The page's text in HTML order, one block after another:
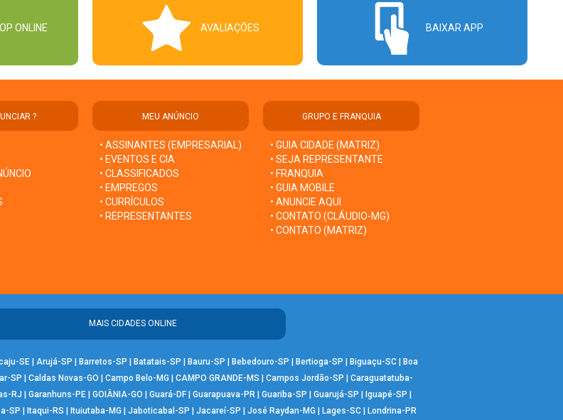
ONLINE AVALIAÇÕES BAIXAR APP
? MEU ANÚNCIO
• ASSINANTES (EMPRESARIAL)
• EVENTOS E CIA
• CLASSIFICADOS
• EMPREGOS
• CURRÍCULOS
• REPRESENTANTES
GRUPO E FRANQUIA
• GUIA CIDADE (MATRIZ)
• SEJA REPRESENTANTE
• FRANQUIA
• GUIA MOBILE
• ANUNCIE AQUI
• CONTATO (CLÁUDIO-MG)
• CONTATO (MATRIZ)
MAIS CIDADES ONLINE
SE| Arujá-SP | Barretos-SP | Batatais-SP | Bauru-SP | Bebedouro-SP | Bertioga-SP | Biguaçu-SC| Boa
SP | Caldas Novas-GO | Campo Belo-MG | CAMPO GRANDE-MS | Campos Jordão-SP | Caraguatatuba-
RJ | Garanhuns-PE | GOIÂNIA-GO | Guará-DF | Guarapuava-PR | Guariba-SP | Guarujá-SP | Iguapé-SP |
SP | Itaqui-RS | Ituiutaba-MG | Jaboticabal-SP | Jacareí-SP | José Raydan-MG | Lages-SC| Londrina-PR